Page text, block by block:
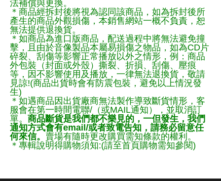
法補償與更換。
＊商品經拆封後將視為認同該商品，如為拆封後所
產生的商品外觀損傷，本銷售網站一概不負責，恕
無法提供退換貨。
＊如商品為進口版商品，配送過程中將無法避免撞
擊，且由於音像製品本屬易損傷之物品，如為CD片
碎裂、刮傷等影響正常播放以外之情形，例：商品
外包裝（封面或外殼）撕裂、折損、刮傷、壓痕
等，因不影響使用及播放，一律無法退換貨，敬請
見諒!(商品出貨時會有防震包裝，避免以上情況發
生)
＊如遇商品因出貨廠商無法製作導致斷貨情形，客
服會在第一時間電聯/（或MAIL通知），並取消訂
單。 商品斷貨是我們都不樂見的，一但發生，我們
通知方式會有email/或者致電告知，請務必留意任
何來信。 賣場有隨時更改購買需知條款的權利。
＊專輯說明得購物須知:(請至首頁購物需知參閱)